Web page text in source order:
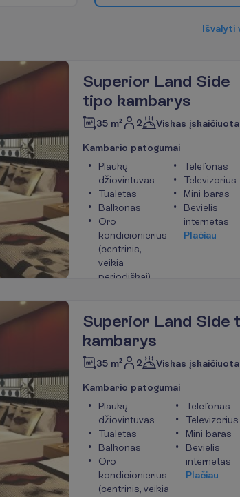
Išvalyti
Superior Land Side
tipo kambarys
35 m² 2 Viskas
Kambario patogumai
Plaukų
džiovintuvas
Tualetas
Balkonas
Oro
kondicionierius
(centrinis,
veikia
periodiškai)
Telefonas
Televizorius
Mini baras
Bevielis
internetas
Plačiau
Superior Land Side
kambarys
35 m² 2 Viskas
Kambario patogumai
Plaukų
džiovintuvas
Tualetas
Balkonas
Oro
kondicionierius
(centrinis, veikia
Telefonas
Televizorius
Mini baras
Bevielis
internetas
Plačiau